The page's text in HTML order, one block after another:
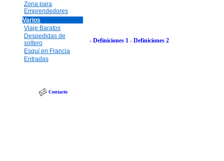
Zona para
Emprendedores
Varios
Viaje Baratos
Despedidas de
soltero
Esquí en Francia
Entradas
Contacto
- Definiciones 1 - Definiciones 2